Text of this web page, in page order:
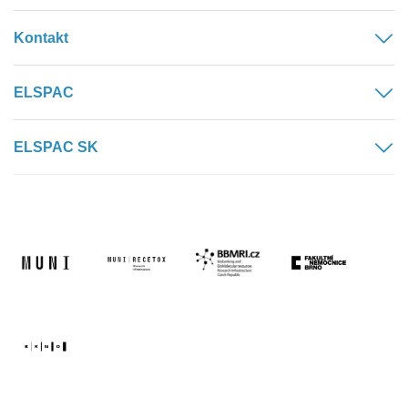
Kontakt
ELSPAC
ELSPAC SK